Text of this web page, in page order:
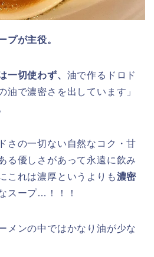
プが主役。
一切使わず、 油で作るドロド
油で濃密さを出しています」
さの一切ない自然なコク・甘
る優しさがあって永遠に飲み
これは濃厚というよりも濃密
スープ…！！！
メンの中ではかなり油が少な